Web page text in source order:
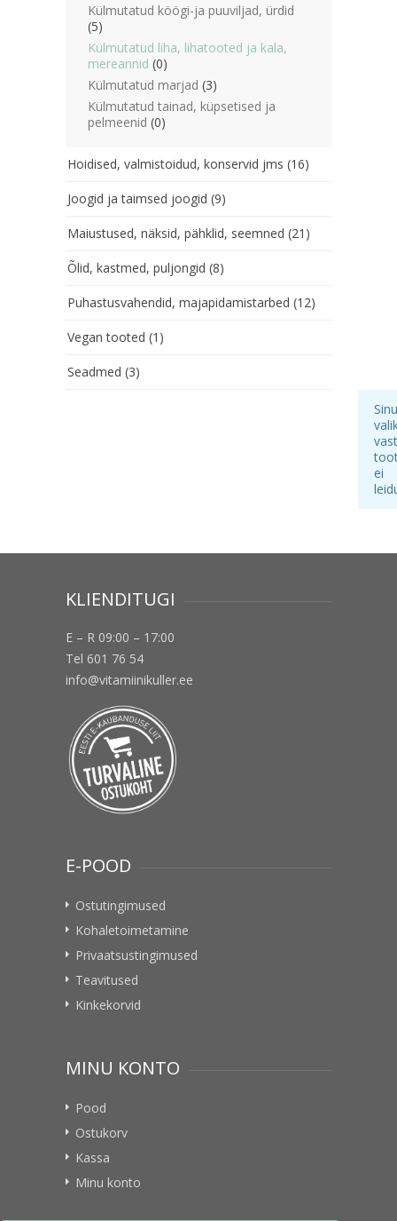
Külmutatud köögi-ja puuviljad, ürdid
(5)
Külmutatud liha, lihatooted ja kala,
mereannid (0)
Külmutatud marjad (3)
Külmutatud tainad, küpsetised ja
pelmeenid (0)
Hoidised, valmistoidud, konservid jms (16)
Joogid ja taimsed joogid (9)
Maiustused, näksid, pähklid, seemned (21)
Õlid, kastmed, puljongid (8)
Puhastusvahendid, majapidamistarbed (12)
Vegan tooted (1)
Seadmed (3)
Sinu
ei
KLIENDITUGI
E – R 09:00 – 17:00
Tel 601 76 54
info@vitamiinikuller.ee
E-POOD
Ostutingimused
Kohaletoimetamine
Privaatsustingimused
Teavitused
Kinkekorvid
MINU KONTO
Pood
Ostukorv
Kassa
Minu konto